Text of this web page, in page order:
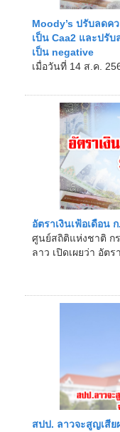
Moody’s ปรับลดค
เป็น Caa2 และปรั
เป็น negative
เมื่อวันที่ 14 ส.ค.
สปป.ล�...
อัตราเงินเฟ้อเดือน
ศูนย์สถิติแห่งชาติ ก
ลาว เปิดเผยว่า อัตร
สปป. ลาวจะสูญเสี